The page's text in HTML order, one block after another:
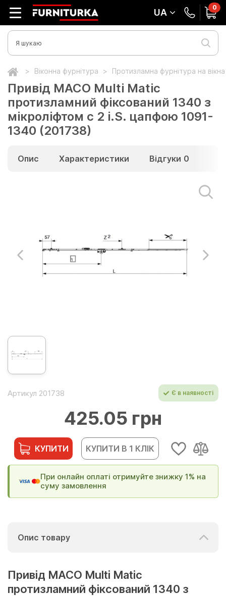
UA 0
Віконна фурнітура Протизламна фурнітура на
Привід МАСО Multi Matic
протизламний фіксований 1340 з
мікроліфтом c 2 i.S. цапфою 1091-
1340 (201738)
Опис Характеристики Відгуки 0
Артикул 201738 Є в наявності
425.05 грн
КУПИТИ КУПИТИ В 1 КЛІК
При онлайн оплаті отримуйте знижку 1% на
суму замовлення
Опис товару
Привід МАСО Multi Matic
протизламний фіксований 1340 з